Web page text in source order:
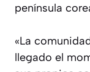
península
«La
llegado el